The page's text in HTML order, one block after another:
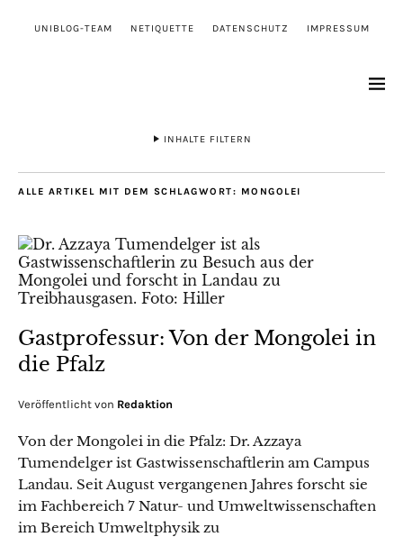
UNIBLOG-TEAM NETIQUETTE DATENSCHUTZ IMPRESSUM
INHALTE FILTERN
ALLE ARTIKEL MIT DEM SCHLAGWORT: MONGOLEI
Gastprofessur: Von der Mongolei in
die Pfalz
Veröffentlicht von Redaktion
Von der Mongolei in die Pfalz: Dr. Azzaya
Tumendelger ist Gastwissenschaftlerin am Campus
Landau. Seit August vergangenen Jahres forscht sie
im Fachbereich 7 Natur- und Umweltwissenschaften
im Bereich Umweltphysik zu